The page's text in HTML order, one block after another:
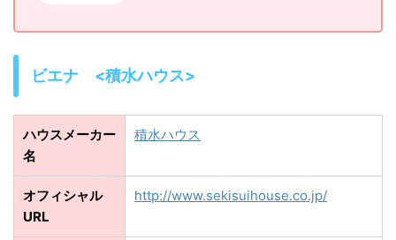
ビエナ <積水ハウス>
ハウスメーカー
名
積水ハウス
オフィシャル
URL
http://www.sekisuihouse.co.jp/